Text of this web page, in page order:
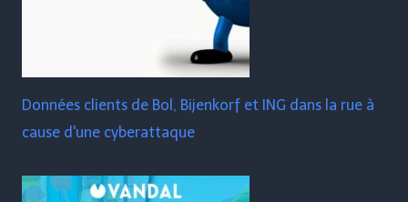
Données clients de Bol, Bijenkorf et ING dans la rue à
cause d'une cyberattaque